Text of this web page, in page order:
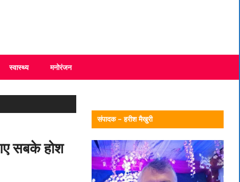
स्वास्थ्य मनोरंजन
सबके होश
संपादक – हरीश मैखुरी